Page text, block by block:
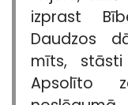
izprast
Daudzos
mīts,
Apsolīto